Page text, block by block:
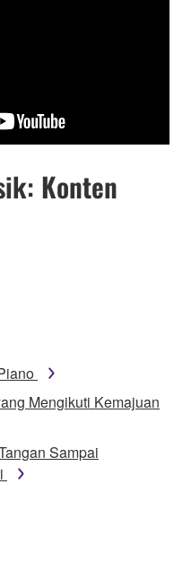
Konten
Mengikuti Kemajuan
Sampai